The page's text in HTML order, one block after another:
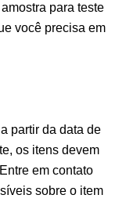
para teste
você precisa em
partir da data de
os itens devem
em contato
sobre o item